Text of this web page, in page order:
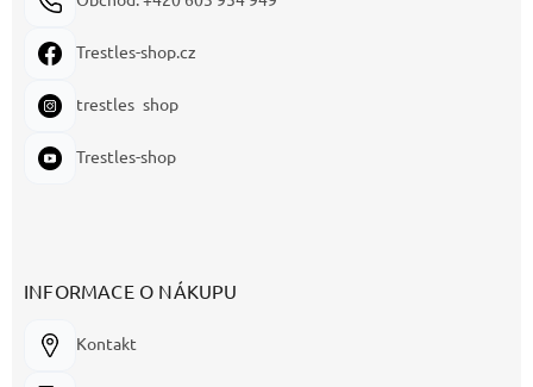
Trestles-shop.cz
trestles_shop
Trestles-shop
INFORMACE O NÁKUPU
Kontakt